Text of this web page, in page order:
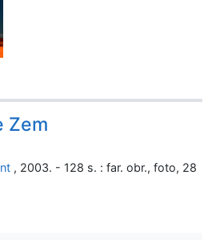
Zem
, 2003. - 128 s. : far. obr., foto, 28